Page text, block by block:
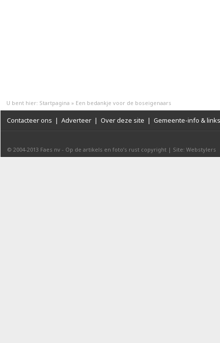
U bent hier: Startpagina » Een bedankje voor de boseigenaars
Contacteer ons | Adverteer | Over deze site | Gemeente-info & links
© 2004-2013 Faes nv - Op de artikels en foto’s rust copyright | Site: Webstylers